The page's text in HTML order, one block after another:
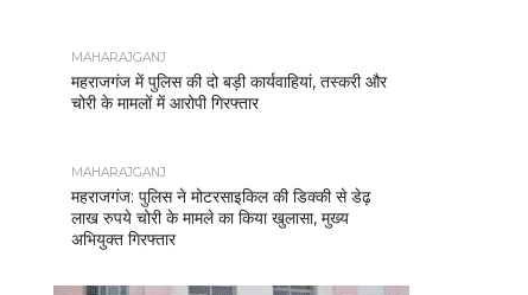
MAHARAJGANJ
महराजगंज में पुलिस की दो बड़ी कार्यवाहियां, तस्करी और
चोरी के मामलों में आरोपी गिरफ्तार
MAHARAJGANJ
महराजगंज: पुलिस ने मोटरसाइकिल की डिक्की से डेढ़
लाख रुपये चोरी के मामले का किया खुलासा, मुख्य
अभियुक्त गिरफ्तार